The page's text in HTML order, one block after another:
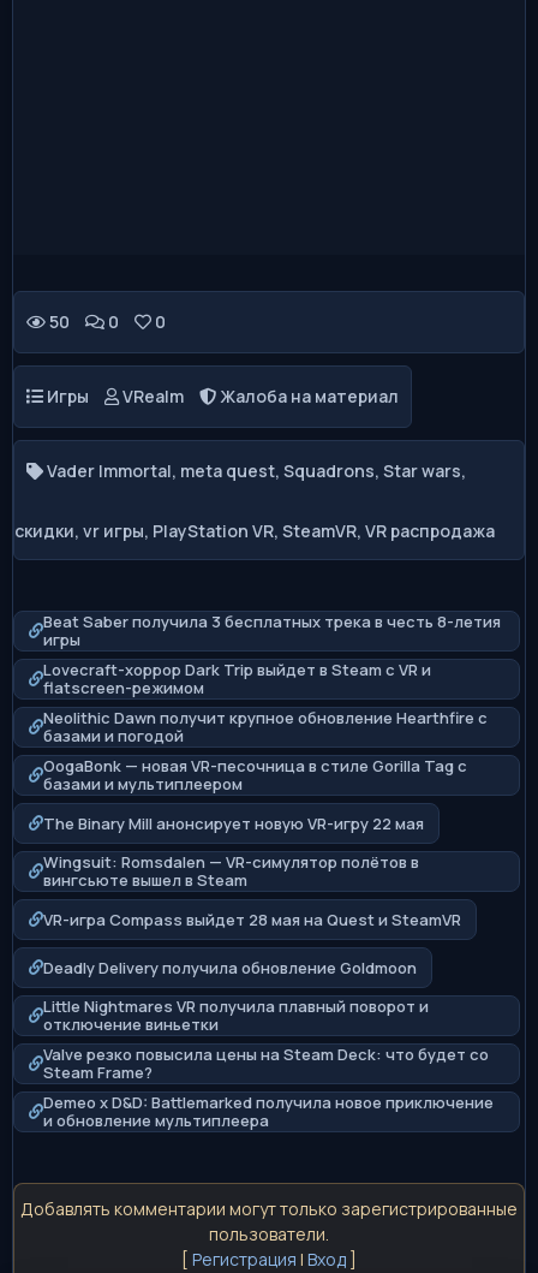
50 0 0
Игры VRealm Жалоба на материал
Vader Immortal, meta quest, Squadrons, Star wars,
скидки, vr игры, PlayStation VR, SteamVR, VR распродажа
Beat Saber получила 3 бесплатных трека в честь 8-летия
игры
Lovecraft-хоррор Dark Trip выйдет в Steam с VR и
flatscreen-режимом
Neolithic Dawn получит крупное обновление Hearthfire с
базами и погодой
OogaBonk — новая VR-песочница в стиле Gorilla Tag с
базами и мультиплеером
The Binary Mill анонсирует новую VR-игру 22 мая
Wingsuit: Romsdalen — VR-симулятор полётов в
вингсьюте вышел в Steam
VR-игра Compass выйдет 28 мая на Quest и SteamVR
Deadly Delivery получила обновление Goldmoon
Little Nightmares VR получила плавный поворот и
отключение виньетки
Valve резко повысила цены на Steam Deck: что будет со
Steam Frame?
Demeo x D&D: Battlemarked получила новое приключение
и обновление мультиплеера
Добавлять комментарии могут только зарегистрированные
пользователи.
[ Регистрация | Вход ]